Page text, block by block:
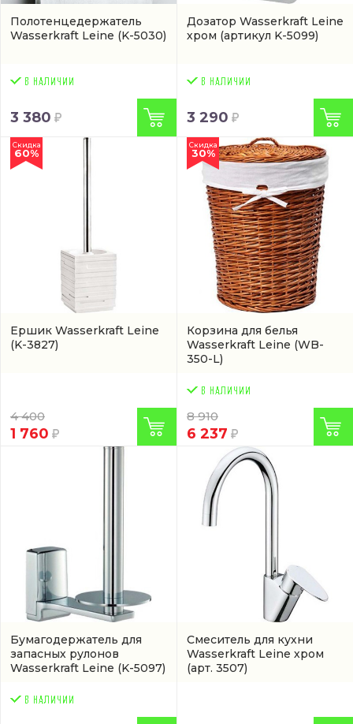
Полотенцедержатель
Wasserkraft Leine (K-5030)
3 380
Дозатор Wasserkraft Leine
хром (артикул K-5099)
3 290
Ершик Wasserkraft Leine
(K-3827)
Скидка
60%
4 400
1 760
Корзина для белья
Wasserkraft Leine (WB-
350-L)
Скидка
30%
8 910
6 237
Бумагодержатель для
запасных рулонов
Wasserkraft Leine (K-5097)
Смеситель для кухни
Wasserkraft Leine хром
(арт. 3507)